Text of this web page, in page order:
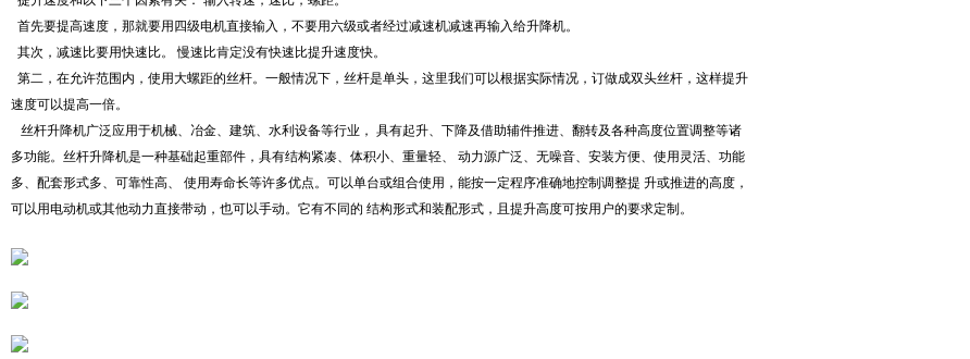
首先要提高速度，那就要用四级电机直接输入，不要用六级或者经过减速机减速再输入给升降机。
其次，减速比要用快速比。 慢速比肯定没有快速比提升速度快。
第二，在允许范围内，使用大螺距的丝杆。一般情况下，丝杆是单头，这里我们可以根据实际情况，订做成双头丝杆，这样提升
速度可以提高一倍。
丝杆升降机广泛应用于机械、冶金、建筑、水利设备等行业， 具有起升、下降及借助辅件推进、翻转及各种高度位置调整等诸
多功能。丝杆升降机是一种基础起重部件，具有结构紧凑、体积小、重量轻、 动力源广泛、无噪音、安装方便、使用灵活、功能
多、配套形式多、可靠性高、 使用寿命长等许多优点。可以单台或组合使用，能按一定程序准确地控制调整提 升或推进的高度，
可以用电动机或其他动力直接带动，也可以手动。它有不同的 结构形式和装配形式，且提升高度可按用户的要求定制。